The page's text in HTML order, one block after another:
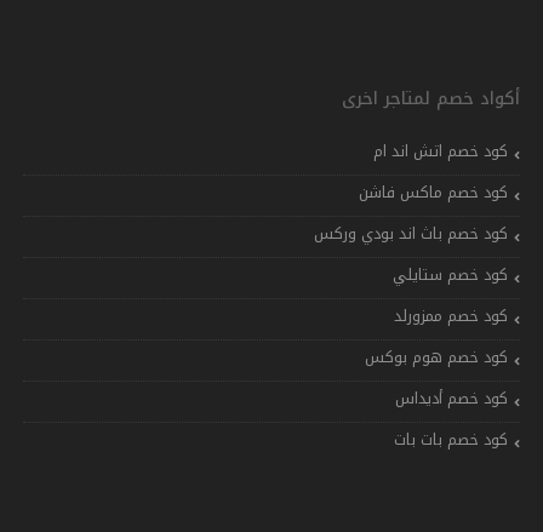
أكواد خصم لمتاجر اخرى
كود خصم اتش اند ام
كود خصم ماكس فاشن
كود خصم باث اند بودي وركس
كود خصم ستايلي
كود خصم ممزورلد
كود خصم هوم بوكس
كود خصم أديداس
كود خصم بات بات